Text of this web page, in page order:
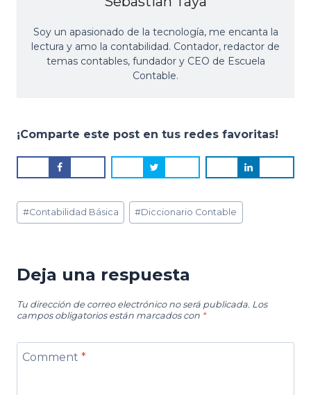
Soy un apasionado de la tecnología, me encanta la
lectura y amo la contabilidad. Contador, redactor de
temas contables, fundador y CEO de Escuela
Contable.
¡Comparte este post en tus redes favoritas!
Post
Tags:
#Contabilidad Básica #Diccionario Contable
Deja una respuesta
Tu dirección de correo electrónico no será publicada. Los
campos obligatorios están marcados con *
Comment *